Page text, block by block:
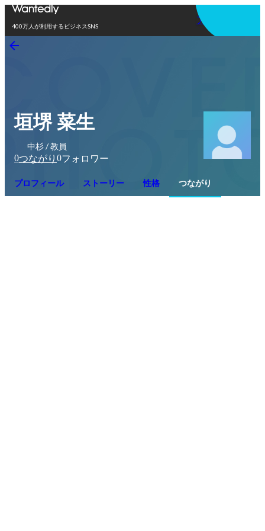
400万人が利用するビジネスSNS
アプリを使う
垣堺 菜生
中杉 / 教員
0つながり 0フォロワー
プロフィール ストーリー 性格 つながり